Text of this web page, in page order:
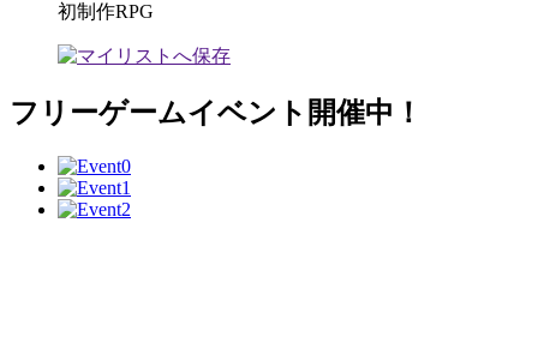
初制作RPG
フリーゲームイベント開催中！